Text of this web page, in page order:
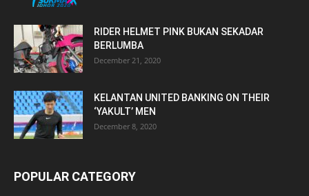
RIDER HELMET PINK BUKAN SEKADAR
BERLUMBA
December 21, 2020
KELANTAN UNITED BANKING ON THEIR
‘YAKULT’ MEN
December 8, 2020
POPULAR CATEGORY